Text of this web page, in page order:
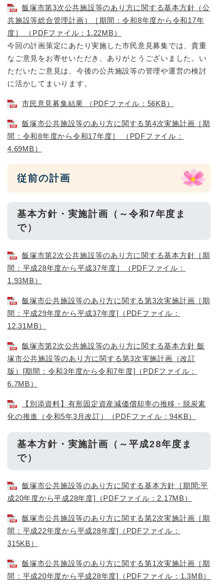
飯塚市第3次公共施設等のあり方に関する基本方針（公
共施設等総合管理計画）［期間：令和8年度から令和17年
度］ （PDFファイル：1.22MB）
今回の計画策定にあたり実施した市民意見募集では、貴重
なご意見をお寄せいただき、ありがとうございました。い
ただいたご意見は、今後の公共施設等の管理や運営の検討
に活かしてまいります。
市民意見募集結果 （PDFファイル：56KB）
飯塚市公共施設等のあり方に関する第4次実施計画［期
間：令和8年度から令和17年度］ （PDFファイル：
4.69MB）
従前の計画
基本方針・実施計画（～令和7年度ま
で）
飯塚市第2次公共施設等のあり方に関する基本方針［期
間：平成28年度から平成37年度］（PDFファイル：
1.93MB）
飯塚市公共施設等のあり方に関する第3次実施計画［期
間：平成29年度から平成37年度]（PDFファイル：
12.31MB）
飯塚市第2次公共施設等のあり方に関する基本方針 飯
塚市公共施設等のあり方に関する第3次実施計画（改訂
版）[期間：令和3年度から令和7年度]（PDFファイル：
6.7MB）
【別添資料】有形固定資産減価償却率の推移・脱炭素
化の推進（令和5年3月改訂）（PDFファイル：94KB）
基本方針・実施計画（～平成28年度ま
で）
飯塚市公共施設等のあり方に関する基本方針［期間:平
成20年度から平成28年度]（PDFファイル：2.17MB）
飯塚市公共施設等のあり方に関する第2次実施計画［期
間：平成22年度から平成28年度]（PDFファイル：
315KB）
飯塚市公共施設等のあり方に関する第1次実施計画［期
間：平成20年度から平成28年度]（PDFファイル：1.3MB）